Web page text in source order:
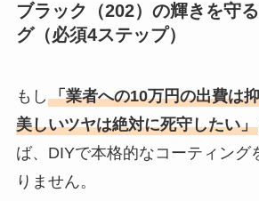
ブラック（202）の輝きを守
グ（必須4ステップ）
もし 「業者への10万円の出費は
美しいツヤは絶対に死守したい」
ば、DIYで本格的なコーティング
りません。